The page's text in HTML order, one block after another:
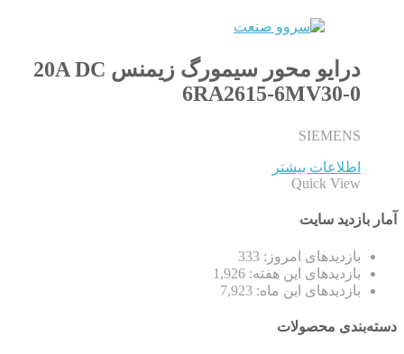
درایو محور سیمورگ زیمنس 20A DC
6RA2615-6MV30-0
SIEMENS
اطلاعات بیشتر
Quick View
آمار بازدید سایت
بازدیدهای امروز: 333
بازدیدهای این هفته: 1,926
بازدیدهای این ماه: 7,923
دسته‌بندی محصولات